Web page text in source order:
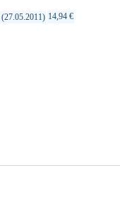
(27.05.2011) 14,94 €